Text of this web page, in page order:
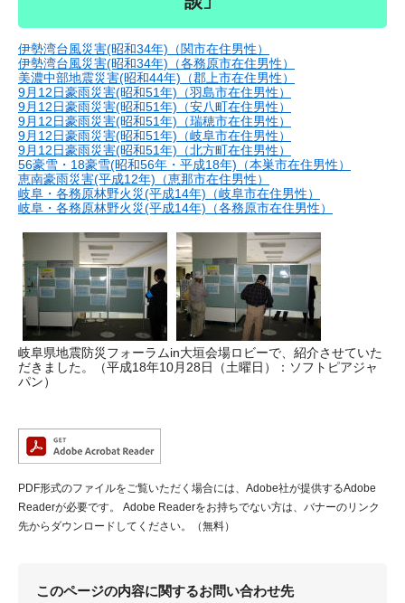
伊勢湾台風災害(昭和34年)（関市在住男性）
伊勢湾台風災害(昭和34年)（各務原市在住男性）
美濃中部地震災害(昭和44年)（郡上市在住男性）
9月12日豪雨災害(昭和51年)（羽島市在住男性）
9月12日豪雨災害(昭和51年)（安八町在住男性）
9月12日豪雨災害(昭和51年)（瑞穂市在住男性）
9月12日豪雨災害(昭和51年)（岐阜市在住男性）
9月12日豪雨災害(昭和51年)（北方町在住男性）
56豪雪・18豪雪(昭和56年・平成18年)（本巣市在住男性）
恵南豪雨災害(平成12年)（恵那市在住男性）
岐阜・各務原林野火災(平成14年)（岐阜市在住男性）
岐阜・各務原林野火災(平成14年)（各務原市在住男性）
岐阜県地震防災フォーラムin大垣会場ロビーで、紹介させていた
だきました。（平成18年10月28日（土曜日）：ソフトピアジャ
パン）
PDF形式のファイルをご覧いただく場合には、Adobe社が提供するAdobe
Readerが必要です。
Adobe Readerをお持ちでない方は、バナーのリンク
先からダウンロードしてください。（無料）
このページの内容に関するお問い合わせ先